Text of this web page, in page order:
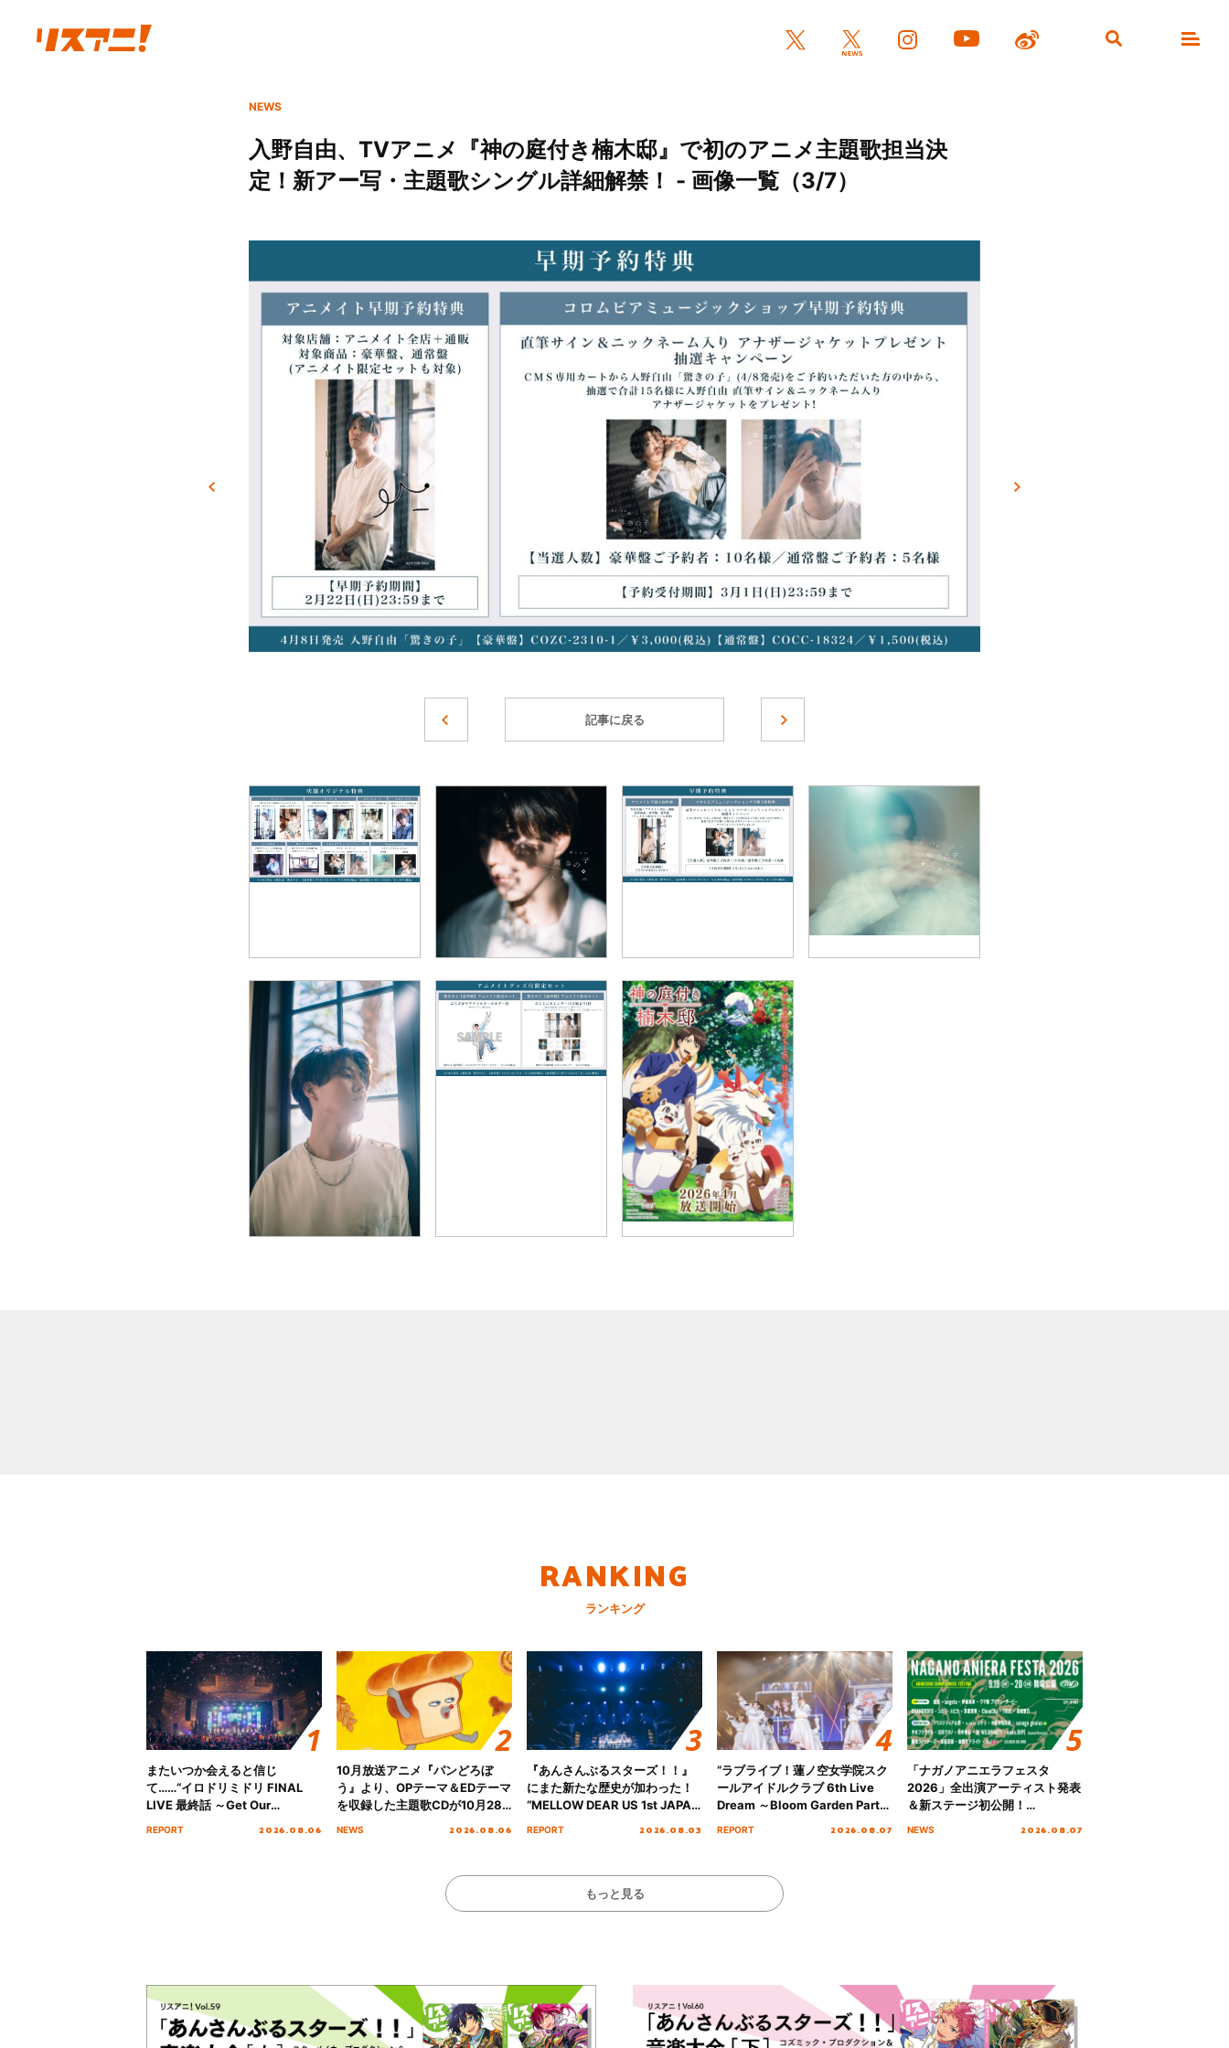
NEWS
入野自由、TVアニメ『神の庭付き楠木邸』で初のアニメ主題歌担当決
定！新アー写・主題歌シングル詳細解禁！ - 画像一覧（3/7）
記事に戻る
RANKING
ランキング
またいつか会えると信じ
て……“イロドリミドリ FINAL
LIVE 最終話 ～Get Our
REPORT 2026.08.06
10月放送アニメ『パンどろぼ
う』より、OPテーマ＆EDテーマ
を収録した主題歌CDが10月28
NEWS 2026.08.06
『あんさんぶるスターズ！！』
にまた新たな歴史が加わった！
“MELLOW DEAR US 1st JAPAN
REPORT 2026.08.03
“ラブライブ！蓮ノ空女学院スク
ールアイドルクラブ 6th Live
Dream ～Bloom Garden Party
REPORT 2026.08.07
「ナガノアニエラフェスタ
2026」全出演アーティスト発表
＆新ステージ初公開！
NEWS 2026.08.07
もっと見る